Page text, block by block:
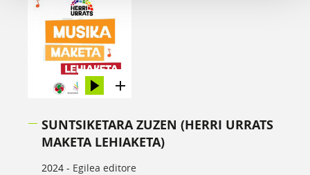
SUNTSIKETARA ZUZEN (HERRI URRATS
MAKETA LEHIAKETA)
2024 - Egilea editore